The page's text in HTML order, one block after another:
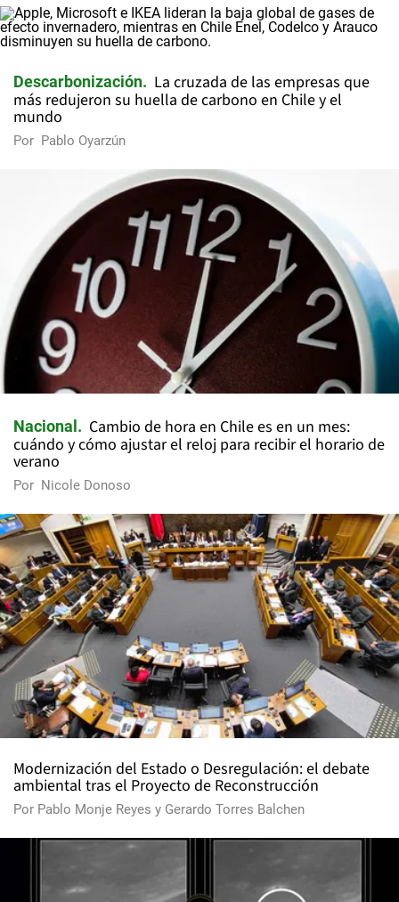
Descarbonización
La cruzada de las empresas que
más redujeron su huella de carbono en Chile y el
mundo
Por Pablo Oyarzún
Nacional
Cambio de hora en Chile es en un mes:
cuándo y cómo ajustar el reloj para recibir el horario de
verano
Por Nicole Donoso
Modernización del Estado o Desregulación: el debate
ambiental tras el Proyecto de Reconstrucción
Por Pablo Monje Reyes y Gerardo Torres Balchen